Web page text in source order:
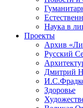
Наука в
Проекты
Архив
Русский
Дмитрий
Здоровье